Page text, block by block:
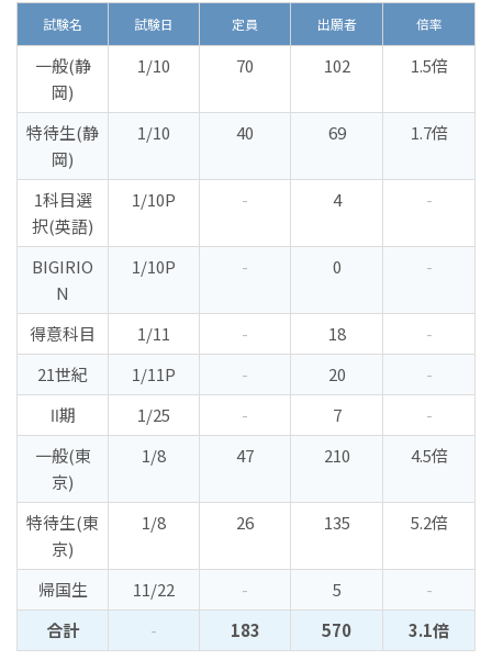
試験名 試験日 定員 出願者 倍率
一般(静
岡)
1/10 70 102 1.5倍
特待生(静
岡)
1/10 40 69 1.7倍
1科目選
択(英語)
1/10P - 4 -
BIGIRIO
N
1/10P - 0 -
得意科目 1/11 - 18
-
21世紀
1/11P - 20
-
Ⅱ期
1/25 - 7
-
一般(東
京)
1/8 47 210 4.5倍
特待生(東
京)
1/8 26 135 5.2倍
帰国生 11/22 - 5
-
合計
- 183 570 3.1倍